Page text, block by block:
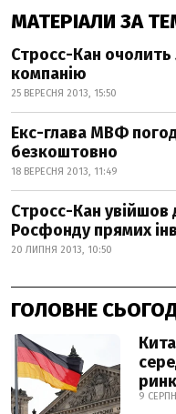
МАТЕРІАЛИ ЗА
Стросс-Кан
компанію
25 ВЕРЕСНЯ 2013, 15:50
Екс-глава МВФ
безкоштовно
18 ВЕРЕСНЯ 2013, 11:49
Стросс-Кан увійшов
Росфонду прямих
20 ЛИПНЯ 2013, 10:50
ГОЛОВНЕ
9